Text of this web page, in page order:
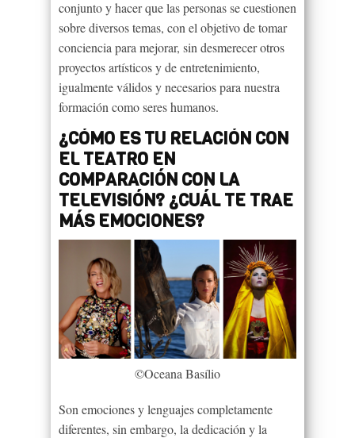
conjunto y hacer que las personas se cuestionen
sobre diversos temas, con el objetivo de tomar
conciencia para mejorar, sin desmerecer otros
proyectos artísticos y de entretenimiento,
igualmente válidos y necesarios para nuestra
formación como seres humanos.
¿CÓMO ES TU RELACIÓN CON
EL TEATRO EN
COMPARACIÓN CON LA
TELEVISIÓN? ¿CUÁL TE TRAE
MÁS EMOCIONES?
©Oceana Basílio
Son emociones y lenguajes completamente
diferentes, sin embargo, la dedicación y la